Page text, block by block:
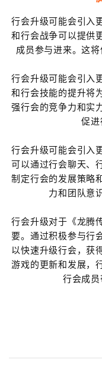
行会升级可能会引入
和行会战争可以提供
成员参与进来。这
行会升级可能会引入
和行会技能的提升将
强行会的竞争力和实
促进
行会升级可能会引入
可以通过行会聊天、
制定行会的发展策略
力和团队意
行会升级对于《龙腾
要。通过积极参与行
以快速升级行会，获
游戏的更新和发展，
行会成员